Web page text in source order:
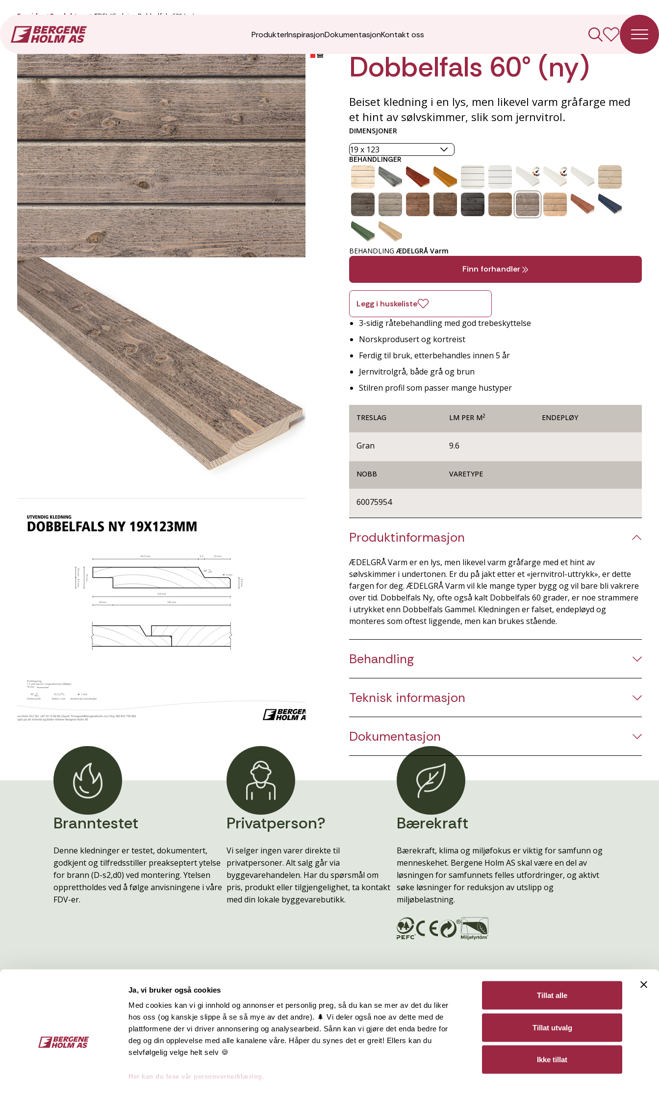
Ja, vi bruker også cookies
Med cookies kan vi gi innhold og annonser et personlig preg, så du kan se mer av det du liker
hos oss (og kanskje slippe å se så mye av det andre). 🌲 Vi deler også noe av dette med de
plattformene der vi driver annonsering og analysearbeid. Sånn kan vi gjøre det enda bedre for
deg og din opplevelse med alle kanalene våre. Håper du synes det er greit! Ellers kan du
selvfølgelig velge helt selv 🍪
Her kan du lese vår personvernerklæring.
Tillat alle
Tillat utvalg
Ikke tillat
ProdukterInspirasjonDokumentasjonKontakt oss
Forside Produkter ÆDEL Kledning Dobbelfals 60° (ny)
ÆDEL Kledning
Dobbelfals 60° (ny)
Beiset kledning i en lys, men likevel varm gråfarge med
et hint av sølvskimmer, slik som jernvitrol.
DIMENSJONER
BEHANDLINGER
BEHANDLING ÆDELGRÅ Varm
Finn forhandler
Legg i huskeliste
3-sidig råtebehandling med god trebeskyttelse
Norskprodusert og kortreist
Ferdig til bruk, etterbehandles innen 5 år
Jernvitrolgrå, både grå og brun
Stilren profil som passer mange hustyper
TRESLAG LM PER M2 ENDEPLØY
Gran 9.6
NOBB VARETYPE
60075954
Produktinformasjon
ÆDELGRÅ Varm er en lys, men likevel varm gråfarge med et hint av
sølvskimmer i undertonen. Er du på jakt etter et «jernvitrol-uttrykk», er dette
fargen for deg. ÆDELGRÅ Varm vil kle mange typer bygg og vil bare bli vakrere
over tid. Dobbelfals Ny, ofte også kalt Dobbelfals 60 grader, er noe strammere
i utrykket enn Dobbelfals Gammel. Kledningen er falset, endepløyd og
monteres som oftest liggende, men kan brukes stående.
Behandling
Teknisk informasjon
Dokumentasjon
Branntestet
Denne kledninger er testet, dokumentert,
godkjent og tilfredsstiller preakseptert ytelse
for brann (D-s2,d0) ved montering. Ytelsen
opprettholdes ved å følge anvisningene i våre
FDV-er.
Privatperson?
Vi selger ingen varer direkte til
privatpersoner. Alt salg går via
byggevarehandelen. Har du spørsmål om
pris, produkt eller tilgjengelighet, ta kontakt
med din lokale byggevarebutikk.
Bærekraft
Bærekraft, klima og miljøfokus er viktig for samfunn og
menneskehet. Bergene Holm AS skal være en del av
løsningen for samfunnets felles utfordringer, og aktivt
søke løsninger for reduksjon av utslipp og
miljøbelastning.
Bergene Holm AS
ordre@bergeneholm.no
Om oss
Jobbe hos oss
Hurtiglenker Bergene Holm